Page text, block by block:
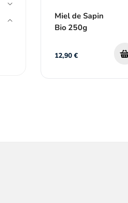
Miel de Sapin
Bio 250g
12,90 €